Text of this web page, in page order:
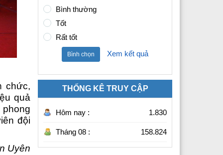
chức,
quả
phong
đội
Uyên
Bình thường
Tốt
Rất tốt
Bình chọn Xem kết quả
THỐNG KÊ TRUY CẬP
Hôm nay : 1.830
Tháng 08 : 158.824